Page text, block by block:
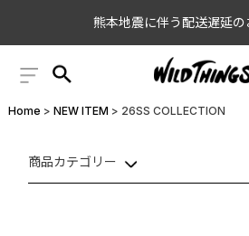
熊本地震に伴う配送遅延
Home NEW ITEM 26SS COLLECTION
商品カテゴリー